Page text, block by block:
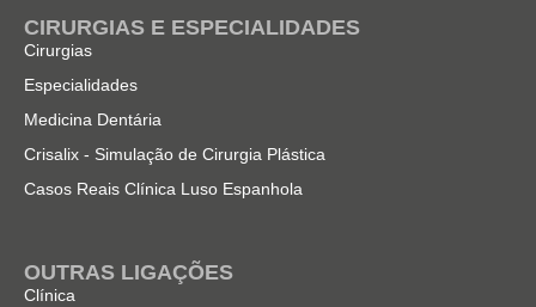
CIRURGIAS E ESPECIALIDADES
Cirurgias
Especialidades
Medicina Dentária
Crisalix - Simulação de Cirurgia Plástica
Casos Reais Clínica Luso Espanhola
OUTRAS LIGAÇÕES
Clínica